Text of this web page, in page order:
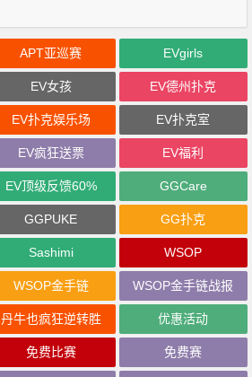
APT亚巡赛 EVgirls
EV女孩 EV德州扑克
EV扑克娱乐场 EV扑克室
EV疯狂送票 EV福利
EV顶级反馈60% GGCare
GGPUKE GG扑克
Sashimi WSOP
WSOP金手链 WSOP金手链战报
丹牛也疯狂逆转胜 优惠活动
免费比赛 免费赛